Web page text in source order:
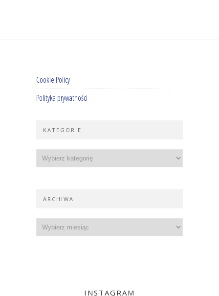
Cookie Policy
Polityka prywatności
KATEGORIE
ARCHIWA
INSTAGRAM